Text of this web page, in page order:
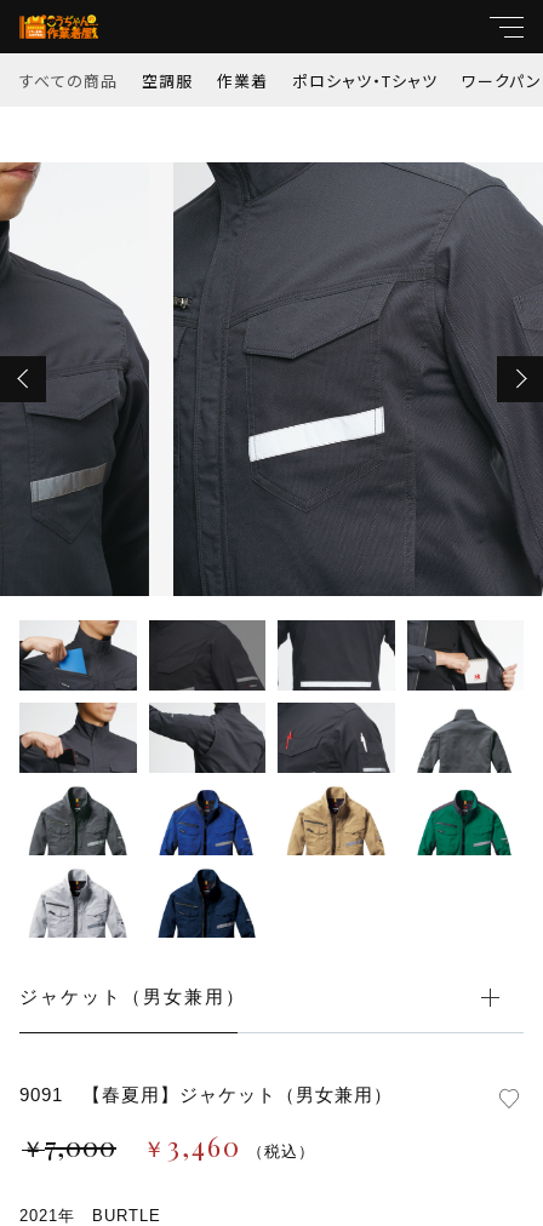
すべての商品 空調服 作業着 ポロシャツ・Tシャツ ワークパ
ジャケット（男女兼用）
9091 【春夏用】ジャケット（男女兼用）
￥7,000 ￥ 3,460 （税込）
2021年 BURTLE
サイズ
カラー
（税込）
ショッピングを続ける
すべて
作業着
ポロシャツ・Tシャツ
ワークパンツ
コンプレッション
安全靴
オプション
全ての商品
子カテゴリ
価格帯
その他
在庫あり セール